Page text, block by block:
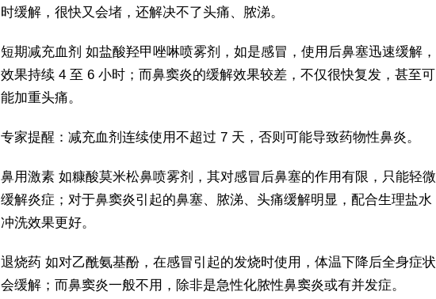
时缓解，很快又会堵，还解决不了头痛、脓涕。
短期减充血剂 如盐酸羟甲唑啉喷雾剂，如是感冒，使用后鼻塞迅速缓解，
效果持续 4 至 6 小时；而鼻窦炎的缓解效果较差，不仅很快复发，甚至可
能加重头痛。
专家提醒：减充血剂连续使用不超过 7 天，否则可能导致药物性鼻炎。
鼻用激素 如糠酸莫米松鼻喷雾剂，其对感冒后鼻塞的作用有限，只能轻微
缓解炎症；对于鼻窦炎引起的鼻塞、脓涕、头痛缓解明显，配合生理盐水
冲洗效果更好。
退烧药 如对乙酰氨基酚，在感冒引起的发烧时使用，体温下降后全身症状
会缓解；而鼻窦炎一般不用，除非是急性化脓性鼻窦炎或有并发症。